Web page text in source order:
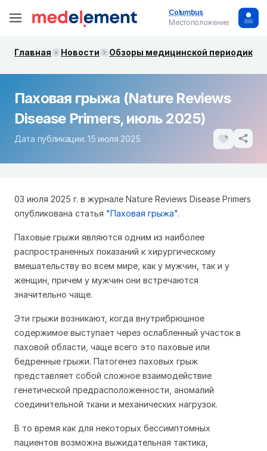
Columbus
Местоположение
Главная Новости Обзоры медицинской периодики.
Паховая грыжа (Nature Reviews
Disease Primers, июль 2025)
Дата публикации: 15 июля 2025
03 июля 2025 г. в журнале Nature Reviews Disease Primers
опубликована статья "Паховая грыжа".
Паховые грыжи являются одним из наиболее
распространенных показаний к хирургическому
вмешательству во всем мире, как у мужчин, так и у
женщин, причем у мужчин они встречаются
значительно чаще.
Эти грыжи возникают, когда внутрибрюшное
содержимое выступает через ослабленный участок в
паховой области, чаще всего это паховые или
бедренные грыжи. Патогенез паховых грыж
представляет собой сложное взаимодействие
генетической предрасположенности, аномалий
соединительной ткани и механических нагрузок.
В то время как для некоторых бессимптомных
пациентов возможна выжидательная тактика,